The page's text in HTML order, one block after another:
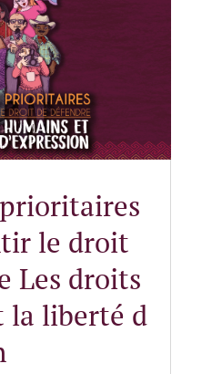
le droit
Les droits
la liberté d